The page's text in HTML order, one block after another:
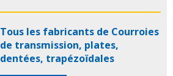
Tous les fabricants de Courroies
de transmission, plates,
dentées, trapézoïdales